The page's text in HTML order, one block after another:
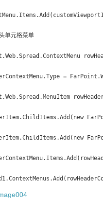
单元格菜单
=